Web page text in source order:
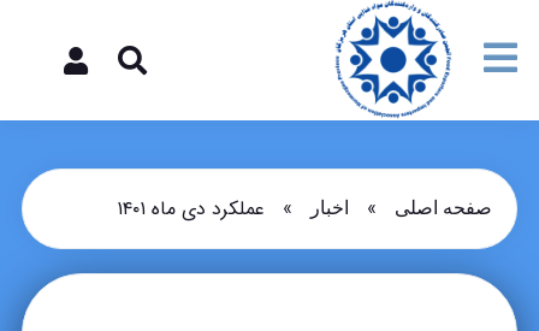
صفحه اصلی » اخبار » عملکرد دی ماه ۱۴۰۱